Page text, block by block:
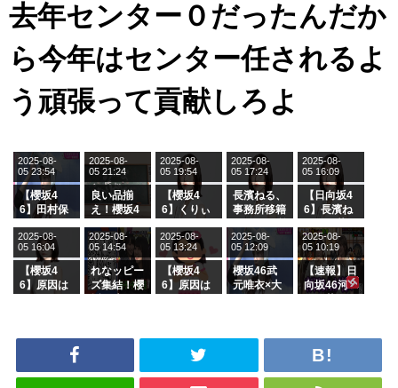
去年センター０だったんだか
ら今年はセンター任されるよ
う頑張って貢献しろよ
【櫻坂4
6】田村保
ージを脱い
でいた理由
2025-08-
05 23:54
良い品揃
え！櫻坂4
グル『Mak
e or Brea
k』オフィ
シャルグッ
ズ絶賛販売
2025-08-
05 21:24
【櫻坂4
6】くりぃ
の2人を手
玉に取る大
沼晶保【く
りぃむナン
タラ】
2025-08-
05 19:54
長濱ねる、
事務所移籍
属を発表
2025-08-
05 17:24
【日向坂4
6】長濱ね
ら移籍しフ
ラーム所属
に。これで
事務所に所
属している
がこちら
2025-08-
05 16:09
【櫻坂4
6】原因は
ざわつかせ
2025-08-
05 16:04
れなッピー
ズ集結！櫻
「ラヴィッ
スタジオ出
2025-08-
05 14:54
【櫻坂4
6】原因は
ざわつかせ
2025-08-
05 13:24
櫻坂46武
元唯衣×大
さんに恐怖
ナンタラ】
2025-08-
05 12:09
【速報】日
向坂46河
2025-08-
05 10:19